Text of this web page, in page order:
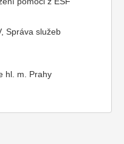
Správa služeb
hl. m. Prahy